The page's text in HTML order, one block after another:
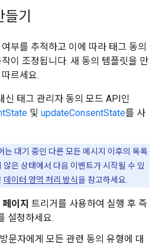
기
부를 추적하고 이에 따라 태그 동의
이 조정됩니다. 새 동의 템플릿을 만
르세요.
신 태그 관리자 동의 모드 API인
및 updateConsentState를 사
는 대기 중인 다른 모든 메시지 이후의 목록
않은 상태에서 다음 이벤트가 시작될 수 있
데이터 영역 처리 방식을 참고하세요.
이지 트리거를 사용하여 실행 후 즉
설정하세요.
문자에게 모든 관련 동의 유형에 대